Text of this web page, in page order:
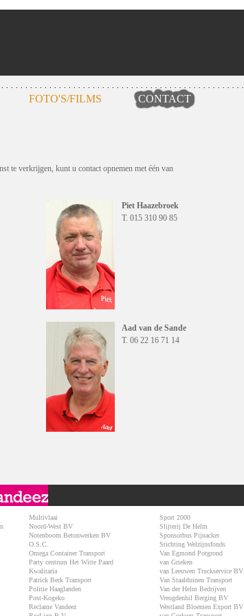
FOTO'S/FILMS CONTACT
te verkrijgen, kunt u contact opnemen met één van
Piet Haazebroek
T. 015 310 90 85
Aad van de Sande
T. 06 22 16 71 14
Multivlaai
Noord-West BV
Notenboom Betonwerken BV
O.S.C.
Omega Container Transport
Party centrum Het Witte Paard
Kwalitaria
Patrick Berk Transport
Politie Haaglanden
Post-Kogeko
Reclame Vandeez
Sport 2000
Slijterij De Helm
Sponsorbus Pijnacker
Stichting Welzijnsfonds
Van Egmond Potgrond
van Grieken
van Leeuwen Truckservice BV
Van Staalduinen Transport
Van der Helm Bedrijven
Vreugdenhil Berging BV
Westland Bloemen Export BV